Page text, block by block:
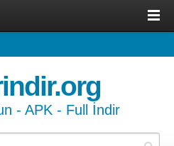
- APK - Full İndir